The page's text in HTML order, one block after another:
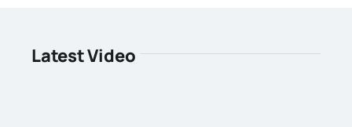
Latest Video